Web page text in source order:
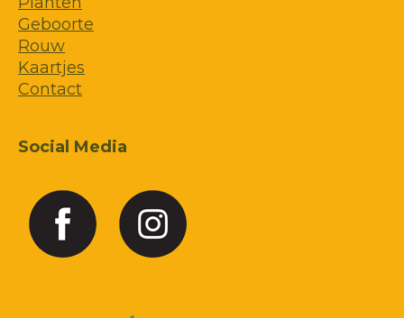
Geboorte
Rouw
Kaartjes
Contact
Social Media